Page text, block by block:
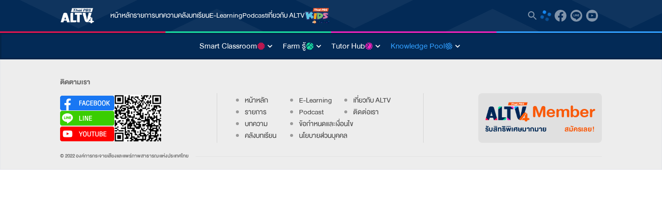
หน้าหลักรายการบทความคลังบทเรียนE-LearningPodcastเกี่ยวกับ ALTV
Smart Classroom Farm รู้ Tutor Hub Knowledge Pool
ติดตามเรา
หน้าหลัก
รายการ
บทความ
คลังบทเรียน
E-Learning
Podcast
ข้อกำหนดและเงื่อนไข
นโยบายส่วนบุคคล
เกี่ยวกับ ALTV
ติดต่อเรา
Member
รับสิทธิพิเศษมากมาย สมัครเลย!
© 2022 องค์การกระจายเสียงและแพร่ภาพสาธารณะแห่งประเทศไทย